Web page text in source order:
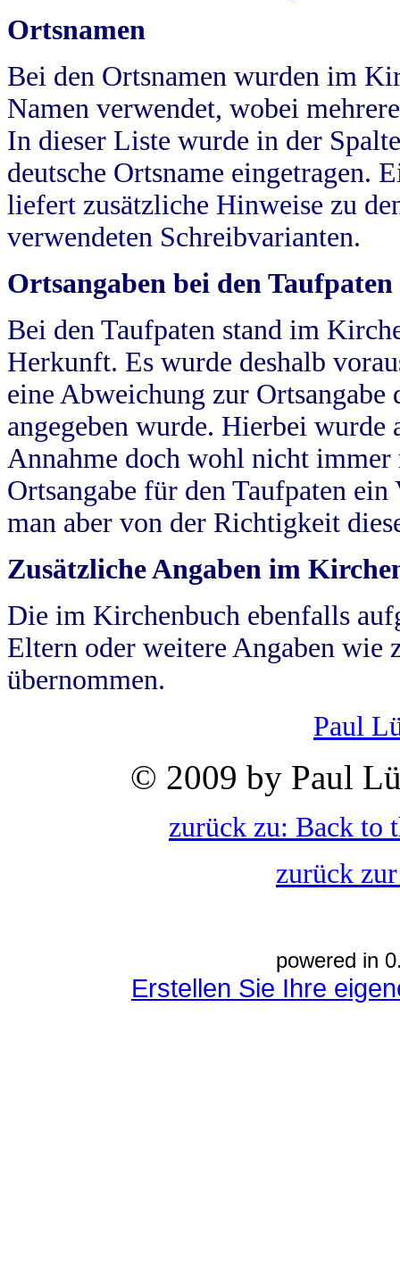
Ortsnamen
Bei den Ortsnamen wurden im
Namen verwendet, wobei
In dieser Liste wurde in der
deutsche Ortsname eingetragen.
liefert zusätzliche Hinweise zu
verwendeten Schreibvarianten.
Ortsangaben bei den Taufpaten
Bei den Taufpaten stand im
Herkunft. Es wurde deshalb
eine Abweichung zur
angegeben wurde. Hierbei wurde
Annahme doch wohl nicht
Ortsangabe für den Taufpaten
man aber von der Richtigkeit
Zusätzliche Angaben im
Die im Kirchenbuch ebenfalls
Eltern oder weitere Angaben wie
übernommen.
Paul
© 2009 by Paul
zurück zu: Back to
zurück
powered in
Erstellen Sie Ihre